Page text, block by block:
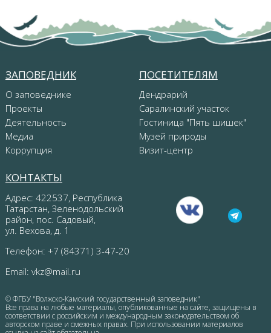
ЗАПОВЕДНИК
О заповеднике
Проекты
Деятельность
Медиа
Коррупция
ПОСЕТИТЕЛЯМ
Дендрарий
Саралинский участок
Гостиница "Пять шишек"
Музей природы
Визит-центр
КОНТАКТЫ
Адрес: 422537, Республика
Татарстан, Зеленодольский
район, пос. Садовый,
ул. Вехова, д. 1
Телефон: +7 (84371) 3-47-20
Email: vkz@mail.ru
© ФГБУ "Волжско-Камский государственный заповедник"
Все права на любые материалы, опубликованные на сайте, защищены в
соответствии с российским и международным законодательством об
авторском праве и смежных правах. При использовании материалов